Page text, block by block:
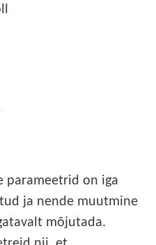
parameetrid on iga
ja nende muutmine
mõjutada.